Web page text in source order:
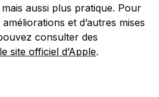
aussi plus pratique. Pour
et d’autres mises
consulter des
le site officiel d’Apple.